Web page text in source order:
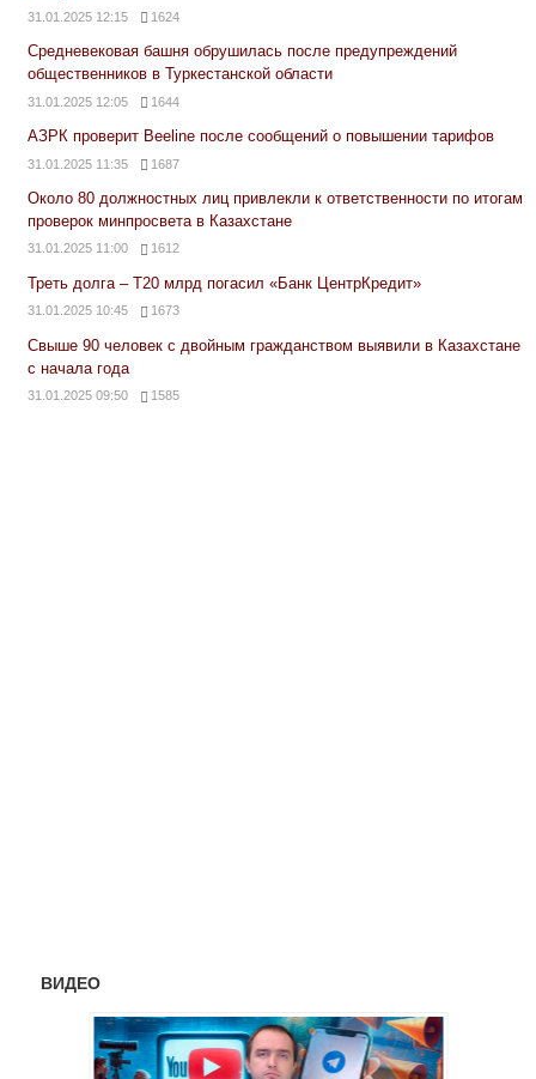
31.01.2025 12:15 1624
Средневековая башня обрушилась после предупреждений
общественников в Туркестанской области
31.01.2025 12:05 1644
АЗРК проверит Beeline после сообщений о повышении тарифов
31.01.2025 11:35 1687
Около 80 должностных лиц привлекли к ответственности по итогам
проверок минпросвета в Казахстане
31.01.2025 11:00 1612
Треть долга – Т20 млрд погасил «Банк ЦентрКредит»
31.01.2025 10:45 1673
Свыше 90 человек с двойным гражданством выявили в Казахстане
с начала года
31.01.2025 09:50 1585
ВИДЕО